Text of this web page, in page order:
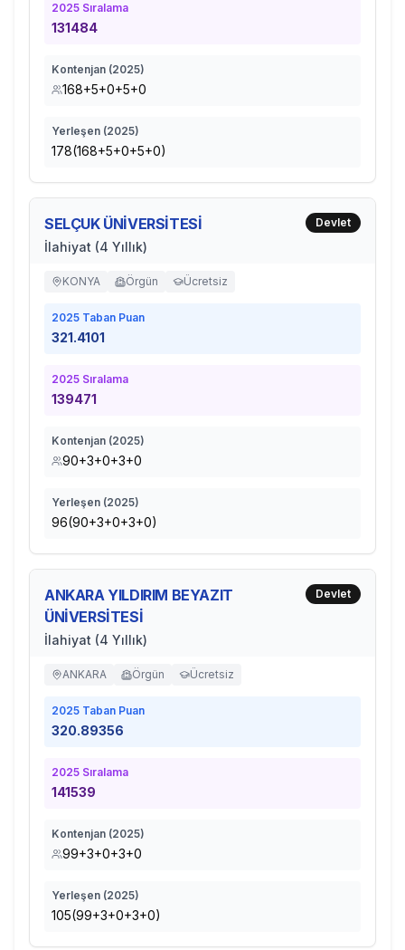
2025 Sıralama
131484
Kontenjan (2025)
168+5+0+5+0
Yerleşen (2025)
178(168+5+0+5+0)
SELÇUK ÜNİVERSİTESİ
İlahiyat (4 Yıllık)
Devlet
KONYA Örgün Ücretsiz
2025 Taban Puan
321.4101
2025 Sıralama
139471
Kontenjan (2025)
90+3+0+3+0
Yerleşen (2025)
96(90+3+0+3+0)
ANKARA YILDIRIM BEYAZIT
ÜNİVERSİTESİ
İlahiyat (4 Yıllık)
Devlet
ANKARA Örgün Ücretsiz
2025 Taban Puan
320.89356
2025 Sıralama
141539
Kontenjan (2025)
99+3+0+3+0
Yerleşen (2025)
105(99+3+0+3+0)